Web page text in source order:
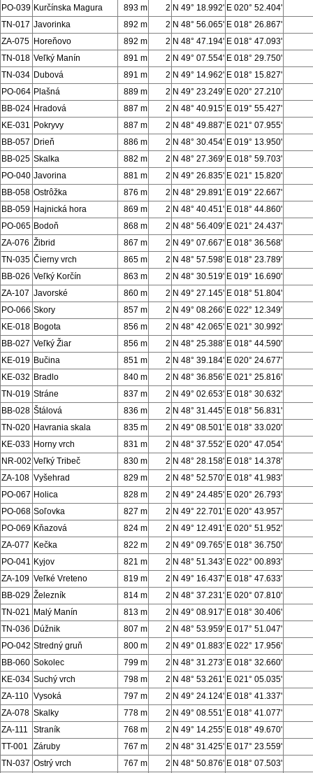
PO-039 Kurčínska Magura 893 m 2 N 49° 18.992' E 020° 52.404'
TN-017 Javorinka 892 m 2 N 48° 56.065' E 018° 26.867'
ZA-075 Horeňovo 892 m 2 N 48° 47.194' E 018° 47.093'
TN-018 Veľký Manín 891 m 2 N 49° 07.554' E 018° 29.750'
TN-034 Dubová 891 m 2 N 49° 14.962' E 018° 15.827'
PO-064 Plašná 889 m 2 N 49° 23.249' E 020° 27.210'
BB-024 Hradová 887 m 2 N 48° 40.915' E 019° 55.427'
KE-031 Pokryvy 887 m 2 N 48° 49.887' E 021° 07.955'
BB-057 Drieň 886 m 2 N 48° 30.454' E 019° 13.950'
BB-025 Skalka 882 m 2 N 48° 27.369' E 018° 59.703'
PO-040 Javorina 881 m 2 N 49° 26.835' E 021° 15.820'
BB-058 Ostrôžka 876 m 2 N 48° 29.891' E 019° 22.667'
BB-059 Hajnická hora 869 m 2 N 48° 40.451' E 018° 44.860'
PO-065 Bodoň 868 m 2 N 48° 56.409' E 021° 24.437'
ZA-076 Žibrid 867 m 2 N 49° 07.667' E 018° 36.568'
TN-035 Čierny vrch 865 m 2 N 48° 57.598' E 018° 23.789'
BB-026 Veľký Korčín 863 m 2 N 48° 30.519' E 019° 16.690'
ZA-107 Javorské 860 m 2 N 49° 27.145' E 018° 51.804'
PO-066 Skory 857 m 2 N 49° 08.266' E 022° 12.349'
KE-018 Bogota 856 m 2 N 48° 42.065' E 021° 30.992'
BB-027 Veľký Žiar 856 m 2 N 48° 25.388' E 018° 44.590'
KE-019 Bučina 851 m 2 N 48° 39.184' E 020° 24.677'
KE-032 Bradlo 840 m 2 N 48° 36.856' E 021° 25.816'
TN-019 Stráne 837 m 2 N 49° 02.653' E 018° 30.632'
BB-028 Štálová 836 m 2 N 48° 31.445' E 018° 56.831'
TN-020 Havrania skala 835 m 2 N 49° 08.501' E 018° 33.020'
KE-033 Horny vrch 831 m 2 N 48° 37.552' E 020° 47.054'
NR-002 Veľký Tribeč 830 m 2 N 48° 28.158' E 018° 14.378'
ZA-108 Vyšehrad 829 m 2 N 48° 52.570' E 018° 41.983'
PO-067 Holica 828 m 2 N 49° 24.485' E 020° 26.793'
PO-068 Soľovka 827 m 2 N 49° 22.701' E 020° 43.957'
PO-069 Kňazová 824 m 2 N 49° 12.491' E 020° 51.952'
ZA-077
Kečka 822 m 2 N 49° 09.765' E 018° 36.750'
PO-041 Kyjov 821 m 2 N 48° 51.343' E 022° 00.893'
ZA-109 Veľké Vreteno 819 m 2 N 49° 16.437' E 018° 47.633'
BB-029 Železník 814 m 2 N 48° 37.231' E 020° 07.810'
TN-021 Malý Manín 813 m 2 N 49° 08.917' E 018° 30.406'
TN-036 Dúžnik 807 m 2 N 48° 53.959' E 017° 51.047'
PO-042 Stredný gruň 800 m 2 N 49° 01.883' E 022° 17.956'
BB-060 Sokolec 799 m 2 N 48° 31.273' E 018° 32.660'
KE-034 Suchý vrch 798 m 2 N 48° 53.261' E 021° 05.035'
ZA-110 Vysoká 797 m 2 N 49° 24.124' E 018° 41.337'
ZA-078 Skalky 778 m 2 N 49° 08.551' E 018° 41.077'
ZA-111
Straník 768 m 2 N 49° 14.255' E 018° 49.670'
TT-001
Záruby 767 m 2 N 48° 31.425' E 017° 23.559'
TN-037 Ostrý vrch 767 m 2 N 48° 50.876' E 018° 07.503'